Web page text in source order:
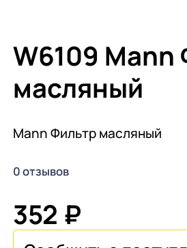
W6109 Mann
масляный
Mann Фильтр масляный
0 отзывов
352 ₽